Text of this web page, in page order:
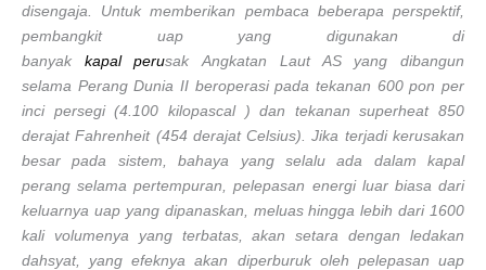
disengaja. Untuk memberikan pembaca beberapa perspektif,
pembangkit uap yang digunakan di
banyak kapalperusak Angkatan Laut AS yang dibangun
selama Perang Dunia II beroperasi pada tekanan 600 pon per
inci persegi (4.100 kilopascal ) dan tekanan superheat 850
derajat Fahrenheit (454 derajat Celsius). Jika terjadi kerusakan
besar pada sistem, bahaya yang selalu ada dalam kapal
perang selama pertempuran, pelepasan energi luar biasa dari
keluarnya uap yang dipanaskan, meluas hingga lebih dari 1600
kali volumenya yang terbatas, akan setara dengan ledakan
dahsyat, yang efeknya akan diperburuk oleh pelepasan uap